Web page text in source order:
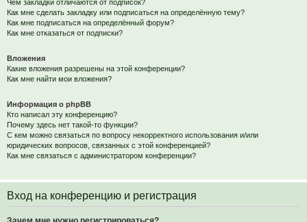
Чем закладки отличаются от подписок?
Как мне сделать закладку или подписаться на определённую тему?
Как мне подписаться на определённый форум?
Как мне отказаться от подписки?
Вложения
Какие вложения разрешены на этой конференции?
Как мне найти мои вложения?
Информация о phpBB
Кто написал эту конференцию?
Почему здесь нет такой-то функции?
С кем можно связаться по вопросу некорректного использования и/или
юридических вопросов, связанных с этой конференцией?
Как мне связаться с администратором конференции?
Вход на конференцию и регистрация